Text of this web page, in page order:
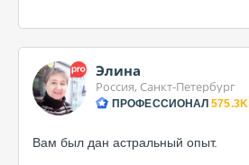
Элина
Россия, Санкт-Петербург
ПРОФЕССИОНАЛ 575.3K
Вам был дан астральный опыт.